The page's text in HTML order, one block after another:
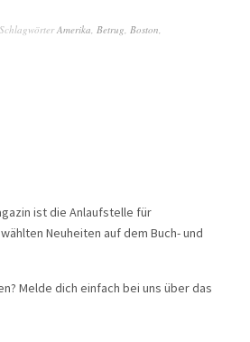
SchlagwörterAmerika, Betrug, Boston,
ist die Anlaufstelle für
Neuheiten auf dem Buch- und
Melde dich einfach bei uns über das